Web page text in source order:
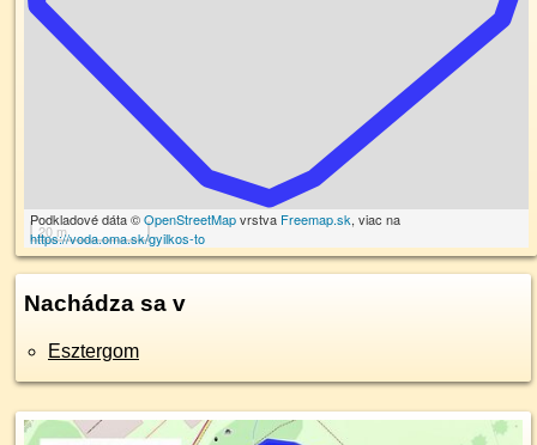
20 m
Podkladové dáta ©OpenStreetMapvrstva Freemap.sk, viac na
https://voda.oma.sk/gyilkos-to
Nachádza sa v
Esztergom